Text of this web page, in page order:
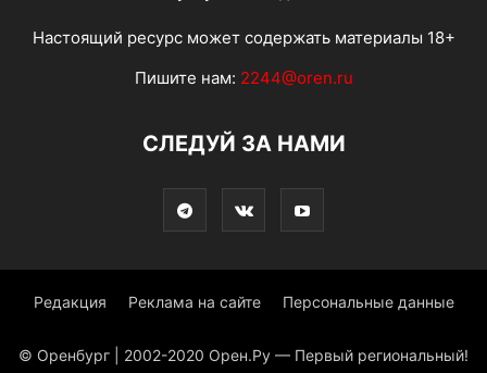
Настоящий ресурс может содержать материалы 18+
Пишите нам: 2244@oren.ru
СЛЕДУЙ ЗА НАМИ
Редакция Реклама на сайте Персональные данные
© Оренбург | 2002-2020 Орен.Ру — Первый региональный!